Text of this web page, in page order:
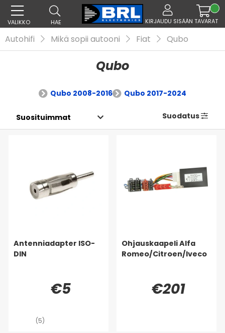
VALIKKO HAE KIRJAUDU SISÄÄN TAVARAT
Autohifi Mikä sopii autooni Fiat Qubo
Qubo
Qubo 2008-2016 Qubo 2017-2024
Suodatus
Antenniadapter ISO-
DIN
€5
(5)
Ohjauskaapeli Alfa
Romeo/Citroen/Iveco
€201